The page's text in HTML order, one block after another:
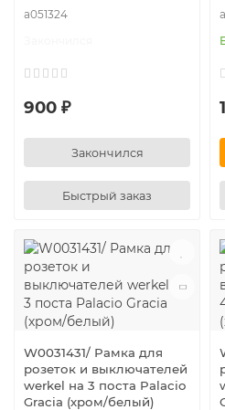
a051324
900 ₽
Закончился
Быстрый заказ
W0031431/ Рамка для
розеток и выключателей
werkel на 3 поста Palacio
Gracia (хром/белый)